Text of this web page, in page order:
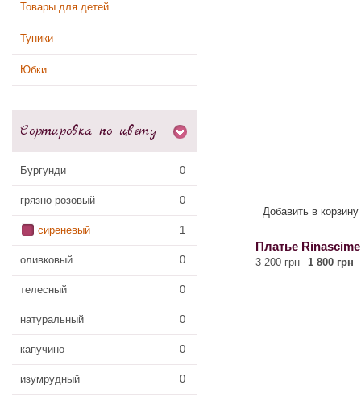
Товары для детей
Туники
Юбки
Сортировка по цвету
Бургунди 0
грязно-розовый 0
сиреневый 1
оливковый 0
телесный 0
натуральный 0
капучино 0
изумрудный 0
Добавить в корзину
Платье
3 200 грн 1 800 грн